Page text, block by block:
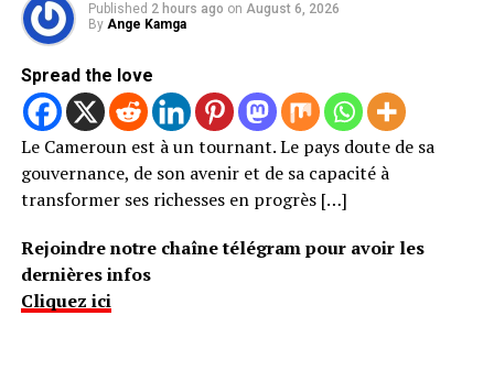
Published 2 hours ago on August 6, 2026
By Ange Kamga
Spread the love
Le Cameroun est à un tournant. Le pays doute de sa
gouvernance, de son avenir et de sa capacité à
transformer ses richesses en progrès […]
Rejoindre notre chaîne télégram pour avoir les
dernières infos
Cliquez ici